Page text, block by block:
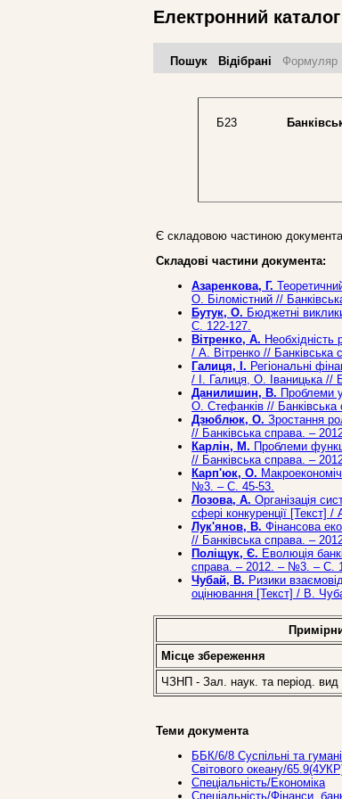
Електронний
Пошук Відібрані Формуляр
Б23
Є складовою частиною документа
Складові частини документа:
Азаренкова, Г.
О. Біломістний //
Бутук, О. Бюджетні
С. 122-127.
Вітренко, А. Необхідність
/ А. Вітренко //
Галиця, І. Регіональні
/ І. Галиця, О. Іваницька //
Данилишин, В. Проблеми
О. Стефанків //
Дзюблюк, О. Зростання
// Банківська справа. –
Карлін, М. Проблеми
// Банківська справа. –
Карп'юк, О.
№3. – С. 45-53.
Лозова, А. Організація
сфері конкуренції
Лук'янов, В. Фінансова
// Банківська справа. –
Поліщук, Є. Еволюція
справа. – 2012. – №3. – С.
Чубай, В. Ризики
оцінювання [Текст] / В.
Місце збереження
ЧЗНП - Зал. наук. та період. вид
Теми документа
ББК/6/8 Суспільні та
Світового океану/
Спеціальність/Економіка
Спеціальність/Фінанси,